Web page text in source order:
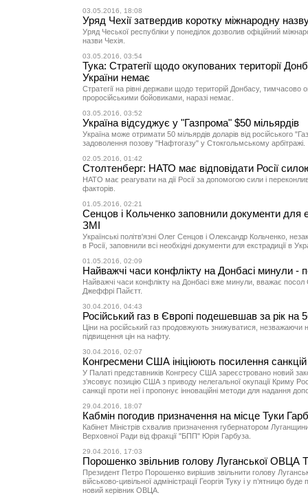
03.05.2016, 18:08
Уряд Чехії затвердив коротку міжнародну
Уряд Чеської республіки у понеділок дозволив офіційний
назви Чехія.
03.05.2016, 03:54
Тука: Стратегії щодо окупованих території
України немає
Стратегії на рівні держави щодо територій Донбасу, тимчасово
проросійськими бойовиками, наразі немає.
03.05.2016, 03:52
Україна відсуджує у "Газпрома" $50 мільярдів
Україна може отримати 50 мільярдів доларів від російського
задоволення позову "Нафтогазу" у Стокгольмському арбітражі.
02.05.2016, 01:42
Столтенберг: НАТО має відповідати Росії
НАТО має реагувати на дії Росії за допомогою сили і
факторів.
01.05.2016, 02:21
Сенцов і Кольченко заповнили документи для
ЗМІ
Українські політв'язні Олег Сенцов і Олександр Кольченко,
в Росії, заповнили всі необхідні документи для екстрадиції в
01.05.2016, 02:09
Найважчі часи конфлікту на Донбасі минули
Найважчі часи конфлікту на Донбасі вже минули, вважає посол
Джеффрі Пайєтт.
30.04.2016, 04:43
Російський газ в Європі подешевшав за рік на
Ціни на російський газ продовжують знижуватися, незважаючи
підвищення цін на нафту.
30.04.2016, 02:07
Конгресмени США ініціюють посилення санкцій
У Палаті представників Конгресу США зареєстровано новий
з’ясовує позицію США з приводу нелегальної окупації Криму
санкції проти неї і пропонує інноваційні методи для надання
29.04.2016, 18:07
Кабмін погодив призначення на місце Туки
Кабінет Міністрів схвалив призначення губернатором
Верховної Ради від фракції "БПП" Юрія Гарбуза.
29.04.2016, 17:03
Порошенко звільнив голову Луганської ОВЦА
Президент Петро Порошенко вирішив звільнити голову
військово-цивільної адміністрації Георгія Туку і у п’ятницю
новий керівник ОВЦА.